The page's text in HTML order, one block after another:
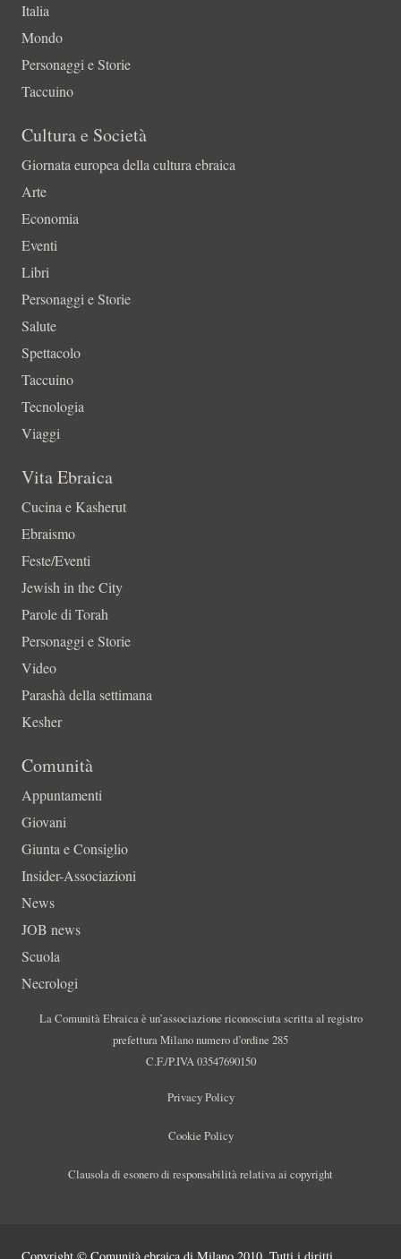
Italia
Mondo
Personaggi e Storie
Taccuino
Cultura e Società
Giornata europea della cultura ebraica
Arte
Economia
Eventi
Libri
Personaggi e Storie
Salute
Spettacolo
Taccuino
Tecnologia
Viaggi
Vita Ebraica
Cucina e Kasherut
Ebraismo
Feste/Eventi
Jewish in the City
Parole di Torah
Personaggi e Storie
Video
Parashà della settimana
Kesher
Comunità
Appuntamenti
Giovani
Giunta e Consiglio
Insider-Associazioni
News
JOB news
Scuola
Necrologi
La Comunità Ebraica è un’associazione riconosciuta scritta al registro
prefettura Milano numero d’ordine 285
C.F./P.IVA 03547690150
Privacy Policy
Cookie Policy
Clausola di esonero di responsabilità relativa ai copyright
Copyright © Comunità ebraica di Milano 2010. Tutti i diritti